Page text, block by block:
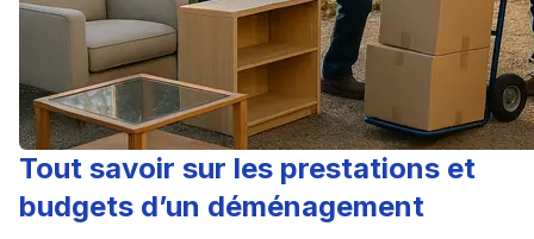
Tout savoir sur les prestations et
budgets d’un déménagement